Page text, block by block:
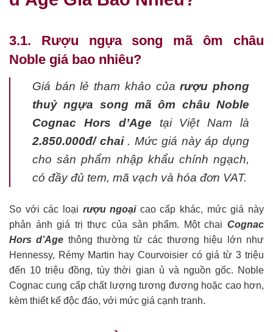
3.1. Rượu ngựa song mã ôm châu
Noble giá bao nhiêu?
Giá bán lẻ tham khảo củarượu phong
thuỷ ngựa song mã ôm châu Noble
Cognac Hors d’Age tại Việt Nam là
2.850.000đ/ chai. Mức giá này áp dụng
cho sản phẩm nhập khẩu chính ngạch,
có đầy đủ tem, mã vạch và hóa đơn VAT.
So với các loại rượu ngoạicao cấp khác, mức giá này
phản ánh giá trị thực của sản phẩm. Một chai Cognac
Hors d’Age thông thường từ các thương hiệu lớn như
Hennessy, Rémy Martin hay Courvoisier có giá từ 3 triệu
đến 10 triệu đồng, tùy thời gian ủ và nguồn gốc. Noble
Cognac cung cấp chất lượng tương đương hoặc cao hơn,
kèm thiết kế độc đáo, với mức giá cạnh tranh.